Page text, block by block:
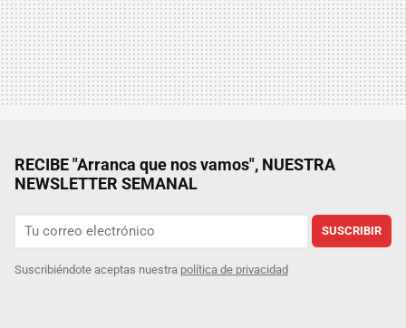
RECIBE "Arranca que nos vamos", NUESTRA
NEWSLETTER SEMANAL
SUSCRIBIR
Suscribiéndote aceptas nuestra política de privacidad